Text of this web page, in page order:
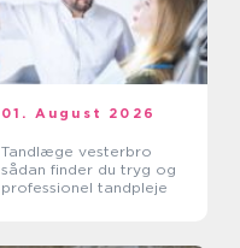
01. August 2026
Tandlæge vesterbro
sådan finder du tryg og
professionel tandpleje